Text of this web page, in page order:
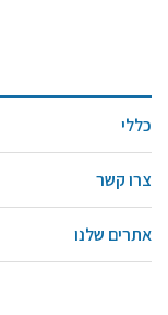
כללי
צרו קשר
אתרים שלנו